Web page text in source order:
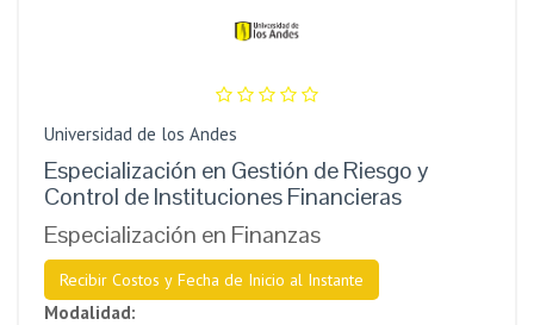
Universidad de los Andes
Especialización en Gestión de Riesgo y
Control de Instituciones Financieras
Especialización en Finanzas
Recibir Costos y Fecha de Inicio al Instante
Modalidad: